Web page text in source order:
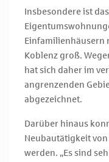
Insbesondere ist
Einfamilienhäusern
Koblenz groß.
hat sich daher im
angrenzenden
abgezeichnet.
Darüber hinaus
Neubautätigkeit
werden. „Es sind